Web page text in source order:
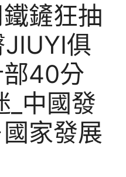
鏟狂抽
俱
40分
_中國發
家發展